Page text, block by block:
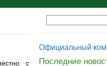
с
Официальный
Последние